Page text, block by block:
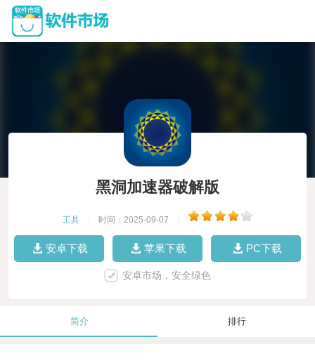
黑洞加速器破解版
工具 时间：2025-09-07
安卓下载 苹果下载 PC下载
安卓市场，安全绿色
简介 排行